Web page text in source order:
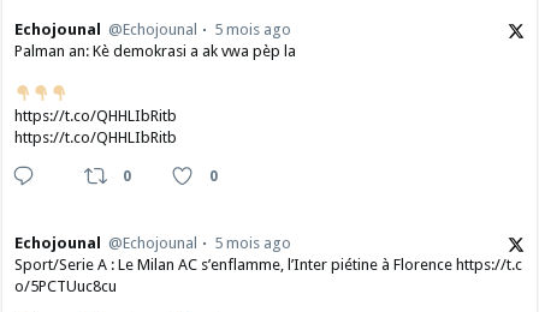
Echojounal @Echojounal
5 mois ago
Palman an: Kè demokrasi a ak vwa pèp la
https://t.co/QHHLIbRitb
https://t.co/QHHLIbRitb
0 0
Echojounal @Echojounal
5 mois ago
Sport/Serie A : Le Milan AC s’enflamme, l’Inter piétine à Florence https://t.c
o/5PCTUuc8cu